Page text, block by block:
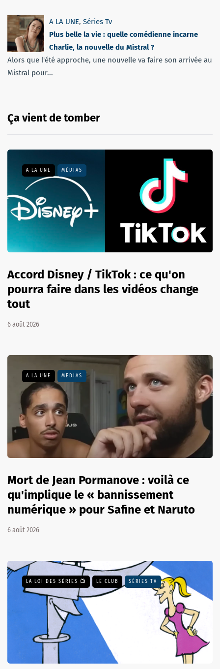
A LA UNE, Séries Tv
Plus belle la vie : quelle comédienne incarne
Charlie, la nouvelle du Mistral ?
Alors que l'été approche, une nouvelle va faire son arrivée au
Mistral pour...
Ça vient de tomber
A LA UNE MÉDIAS
Accord Disney / TikTok : ce qu'on
pourra faire dans les vidéos change
tout
6 août 2026
A LA UNE MÉDIAS
Mort de Jean Pormanove : voilà ce
qu'implique le « bannissement
numérique » pour Safine et Naruto
6 août 2026
LA LOI DES SÉRIES 📺 LE CLUB SÉRIES TV